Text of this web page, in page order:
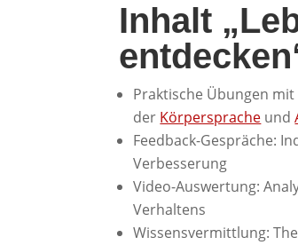
Inhalt
Praktische Übungen
der Körpersprache und
Feedback-Gespräche:
Verbesserung
Video-Auswertung:
Verhaltens
Wissensvermittlung: